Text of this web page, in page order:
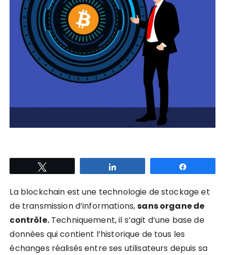
La blockchain est une technologie de stockage et
de transmission d’informations,sans organe de
contrôle.Techniquement, il s’agit d’une base de
données qui contient l’historique de tous les
échanges réalisés entre ses utilisateurs depuis sa